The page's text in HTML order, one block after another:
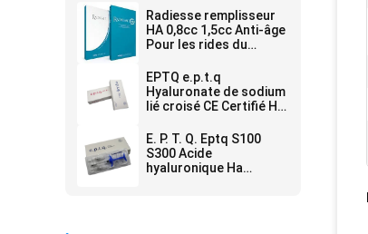
Radiesse remplisseur
HA 0,8cc 1,5cc Anti-âge
Pour les rides du
EPTQ e.p.t.q
Hyaluronate de sodium
lié croisé CE Certifié HA
E. P. T. Q. Eptq S100
S300 Acide
hyaluronique Ha